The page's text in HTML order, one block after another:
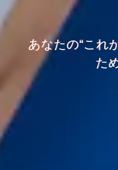
あなたの“これ
た